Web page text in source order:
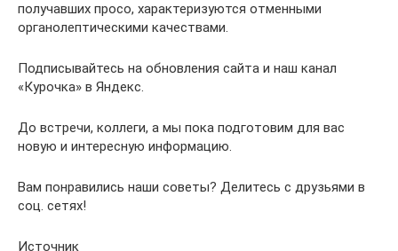
получавших просо, характеризуются отменными
органолептическими качествами.
Подписывайтесь на обновления сайта и наш канал
«Курочка» в Яндекс.
До встречи, коллеги, а мы пока подготовим для вас
новую и интересную информацию.
Вам понравились наши советы? Делитесь с друзьями в
соц. сетях!
Источник